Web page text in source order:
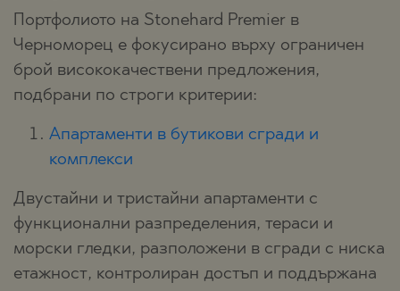
Портфолиото на Stonehard Premier в
Черноморец е фокусирано върху ограничен
брой висококачествени предложения,
подбрани по строги критерии:
Апартаменти в бутикови сгради и
комплекси
Двустайни и тристайни апартаменти с
функционални разпределения, тераси и
морски гледки, разположени в сгради с ниска
етажност, контролиран достъп и поддържана